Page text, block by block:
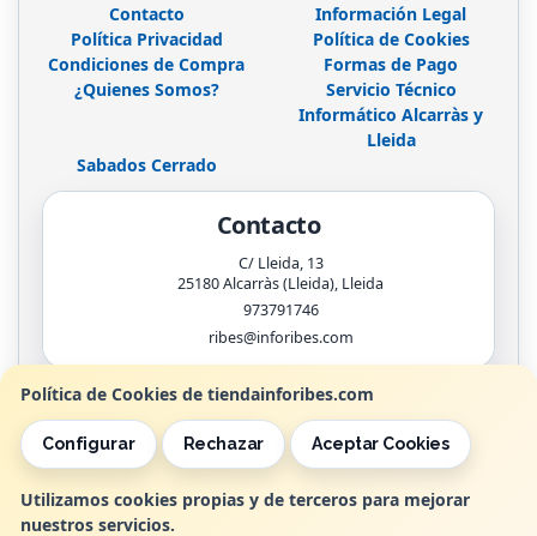
Política de Cookies de tiendainforibes.com
Configurar Rechazar Aceptar Cookies
Utilizamos cookies propias y de terceros para mejorar
nuestros servicios.
Contacto
Información Legal
Política Privacidad
Política de Cookies
Condiciones de Compra
Formas de Pago
¿Quienes Somos?
Servicio Técnico
Informático Alcarràs y
Lleida
Sabados Cerrado
Contacto
C/ Lleida, 13
25180Alcarràs (Lleida), Lleida
973791746
ribes@inforibes.com
Horario
de 9:00am - 13:30am / 17:00pm - 20:00pm